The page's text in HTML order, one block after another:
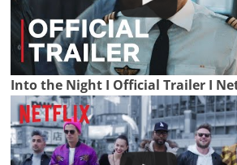
Into the Night I Official Trailer I